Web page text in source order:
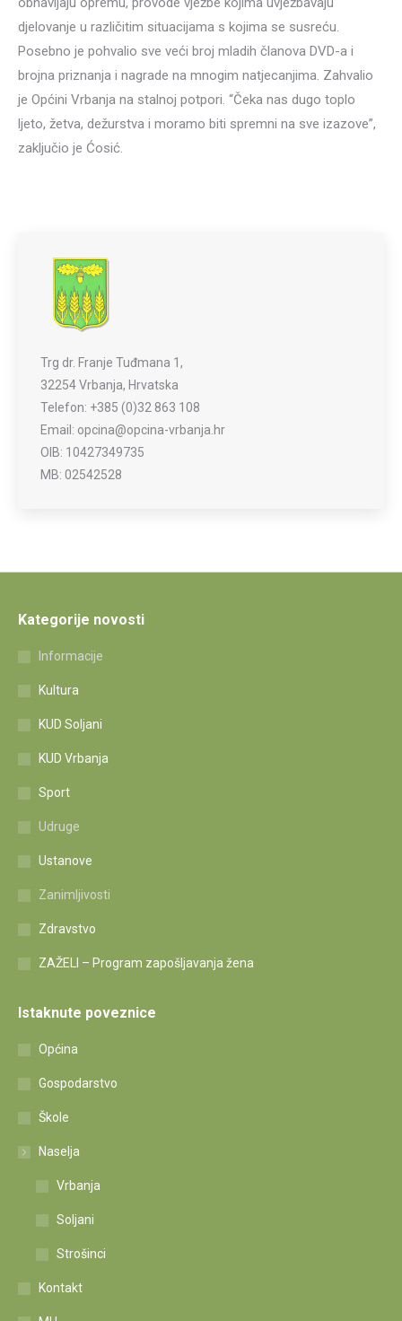
djelovanje u različitim situacijama s kojima se susreću.
Posebno je pohvalio sve veći broj mladih članova DVD-a i
brojna priznanja i nagrade na mnogim natjecanjima. Zahvalio
je Općini Vrbanja na stalnoj potpori. “Čeka nas dugo toplo
ljeto, žetva, dežurstva i moramo biti spremni na sve izazove”,
zaključio je Ćosić.
Trg dr. Franje Tuđmana 1,
32254 Vrbanja, Hrvatska
Telefon: +385 (0)32 863 108
Email: opcina@opcina-vrbanja.hr
OIB: 10427349735
MB: 02542528
Kategorije novosti
Informacije
Kultura
KUD Soljani
KUD Vrbanja
Sport
Udruge
Ustanove
Zanimljivosti
Zdravstvo
ZAŽELI – Program zapošljavanja žena
Istaknute poveznice
Općina
Gospodarstvo
Škole
Naselja
Vrbanja
Soljani
Strošinci
Kontakt